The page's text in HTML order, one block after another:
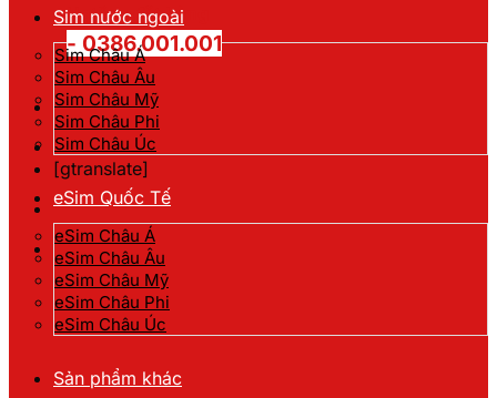
Hotline đặt hàng
- 0386.001.001
[gtranslate]
Sim nước ngoài
Sim Châu Á
Sim Châu Âu
Sim Châu Mỹ
Sim Châu Phi
Sim Châu Úc
eSim Quốc Tế
eSim Châu Á
eSim Châu Âu
eSim Châu Mỹ
eSim Châu Phi
eSim Châu Úc
Sản phẩm khác